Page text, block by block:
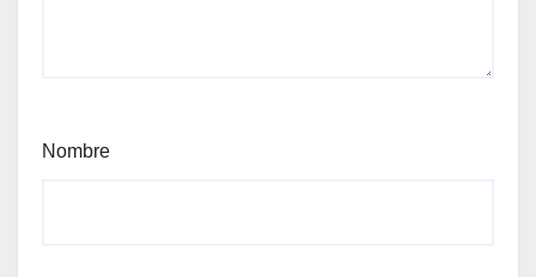
Nombre